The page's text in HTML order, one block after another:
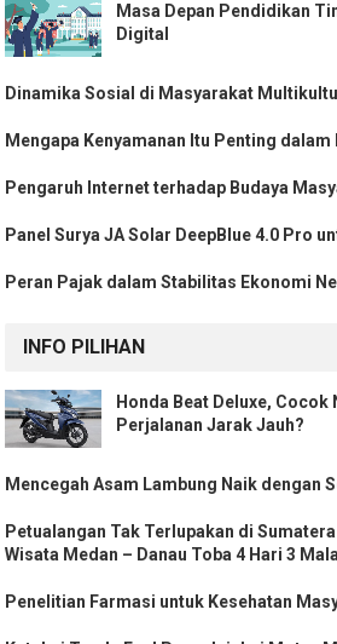
Masa Depan Pendidikan
Digital
Dinamika Sosial di Masyarakat
Mengapa Kenyamanan Itu Penting
Pengaruh Internet terhadap Budaya
Panel Surya JA Solar DeepBlue 4.0 Pro
Peran Pajak dalam Stabilitas Ekonomi
INFO PILIHAN
Honda Beat Deluxe, Cocok
Perjalanan Jarak Jauh?
Mencegah Asam Lambung Naik dengan
Petualangan Tak Terlupakan di
Wisata Medan – Danau Toba 4 Hari 3
Penelitian Farmasi untuk Kesehatan